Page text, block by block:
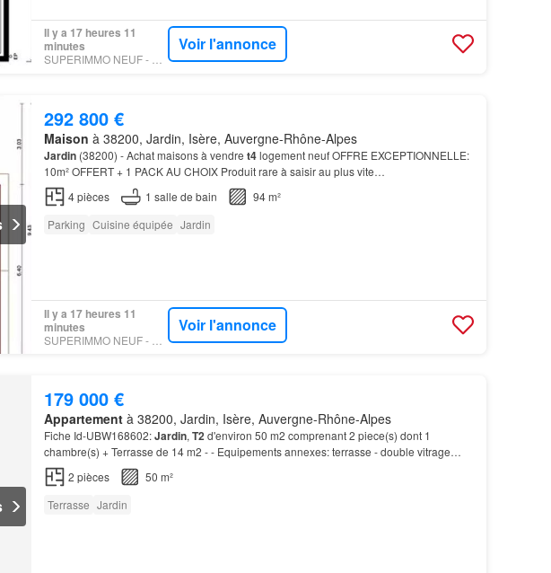
Il y a 17 heures 11
minutes
SUPERIMMO NEUF - SUPERNEUF
Voir l'annonce
292 800 €
Maison à 38200, Jardin, Isère, Auvergne-Rhône-Alpes
Jardin(38200) - Achat maisons à vendre t4logement neuf OFFRE EXCEPTIONNELLE:
10m² OFFERT + 1 PACK AU CHOIX Produit rare à saisir au plus vite…
4pièces 1 salle de bain
94 m²
Parking Cuisine équipée Jardin
Il y a 17 heures 11
minutes
Voir l'annonce
179 000 €
Appartementà 38200, Jardin, Isère, Auvergne-Rhône-Alpes
Fiche Id-UBW168602:Jardin, T2d'environ 50 m2 comprenant 2 piece(s) dont 1
chambre(s) + Terrasse de 14 m2 - - Equipements annexes: terrasse - double vitrage
vendeur) - Affaire suivie par Mr Jean MOMIER (Conseiller immobilier…
2 pièces
50 m²
Terrasse Jardin